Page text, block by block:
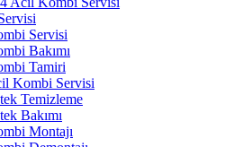
Servisi
Bakımı
Tamiri
Kombi Servisi
Temizleme
Bakımı
Montajı